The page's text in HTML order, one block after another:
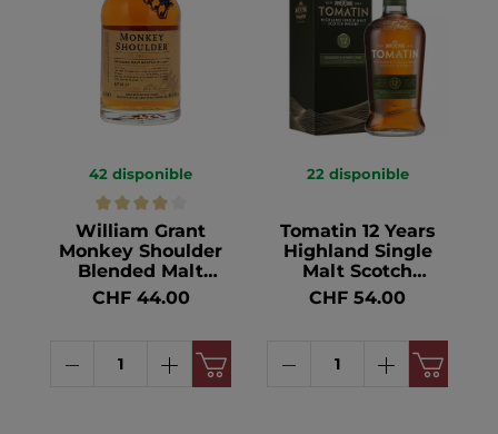
42 disponible
William Grant
Monkey Shoulder
Blended Malt
Scotch Whisky 40°
70cl
CHF 44.00
22 disponible
Tomatin 12 Years
Highland Single
Malt Scotch
Whisky 43° 70cl
CHF 54.00